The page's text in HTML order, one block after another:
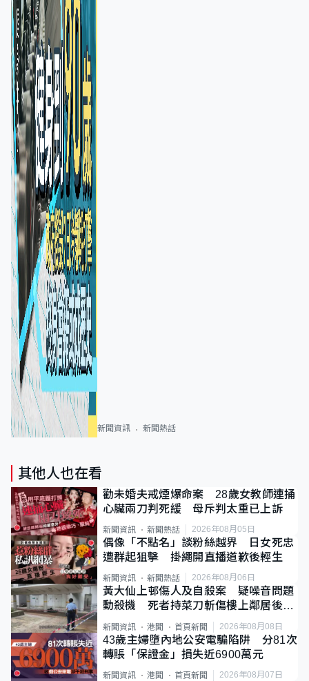
新聞資訊 新聞熱話
其他人也在看
勸未婚夫戒煙爆命案 28歲女教師連捅
心臟兩刀判死緩 母斥判太重已上訴
新聞資訊 新聞熱話 2026年08月05日
偶像「不點名」談粉絲越界 日女死忠
遭群起狙擊 掛繩開直播道歉後輕生
新聞資訊 新聞熱話 2026年08月06日
黃大仙上邨傷人及自殺案 疑噪音問題
動殺機 死者持菜刀斬傷樓上鄰居後墮
新聞資訊 港聞 首頁新聞 2026年08月08日
43歲主婦墮內地公安電騙陷阱 分81次
轉賬「保證金」損失近6900萬元
新聞資訊 港聞 首頁新聞 2026年08月07日